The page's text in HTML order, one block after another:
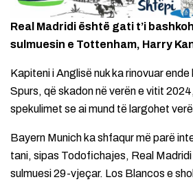
Real Madridi është gati t’i
sulmuesin e Tottenham, Harry
Kapiteni i Anglisë nuk ka rinovuar
Spurs, që skadon në verën e vitit
spekulimet se ai mund të largohet
Bayern Munich ka shfaqur më parë
tani, sipas Todofichajes, Real Madridi
sulmuesi 29-vjeçar. Los Blancos e